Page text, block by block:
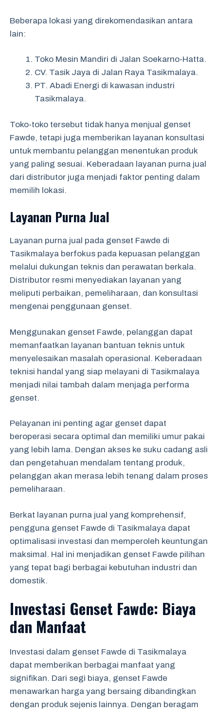
Beberapa lokasi yang direkomendasikan antara
lain:
Toko Mesin Mandiri di Jalan Soekarno-Hatta.
CV. Tasik Jaya di Jalan Raya Tasikmalaya.
PT. Abadi Energi di kawasan industri
Tasikmalaya.
Toko-toko tersebut tidak hanya menjual genset
Fawde, tetapi juga memberikan layanan konsultasi
untuk membantu pelanggan menentukan produk
yang paling sesuai. Keberadaan layanan purna jual
dari distributor juga menjadi faktor penting dalam
memilih lokasi.
Layanan Purna Jual
Layanan purna jual pada genset Fawde di
Tasikmalaya berfokus pada kepuasan pelanggan
melalui dukungan teknis dan perawatan berkala.
Distributor resmi menyediakan layanan yang
meliputi perbaikan, pemeliharaan, dan konsultasi
mengenai penggunaan genset.
Menggunakan genset Fawde, pelanggan dapat
memanfaatkan layanan bantuan teknis untuk
menyelesaikan masalah operasional. Keberadaan
teknisi handal yang siap melayani di Tasikmalaya
menjadi nilai tambah dalam menjaga performa
genset.
Pelayanan ini penting agar genset dapat
beroperasi secara optimal dan memiliki umur pakai
yang lebih lama. Dengan akses ke suku cadang asli
dan pengetahuan mendalam tentang produk,
pelanggan akan merasa lebih tenang dalam proses
pemeliharaan.
Berkat layanan purna jual yang komprehensif,
pengguna genset Fawde di Tasikmalaya dapat
optimalisasi investasi dan memperoleh keuntungan
maksimal. Hal ini menjadikan genset Fawde pilihan
yang tepat bagi berbagai kebutuhan industri dan
domestik.
Investasi Genset Fawde: Biaya
dan Manfaat
Investasi dalam genset Fawde di Tasikmalaya
dapat memberikan berbagai manfaat yang
signifikan. Dari segi biaya, genset Fawde
menawarkan harga yang bersaing dibandingkan
dengan produk sejenis lainnya. Dengan beragam